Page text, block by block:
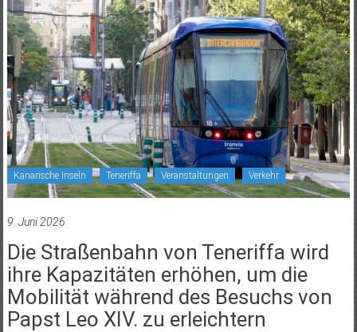
Kanarische Inseln Teneriffa Veranstaltungen Verkehr
9. Juni 2026
Die Straßenbahn von Teneriffa wird
ihre Kapazitäten erhöhen, um die
Mobilität während des Besuchs von
Papst Leo XIV. zu erleichtern